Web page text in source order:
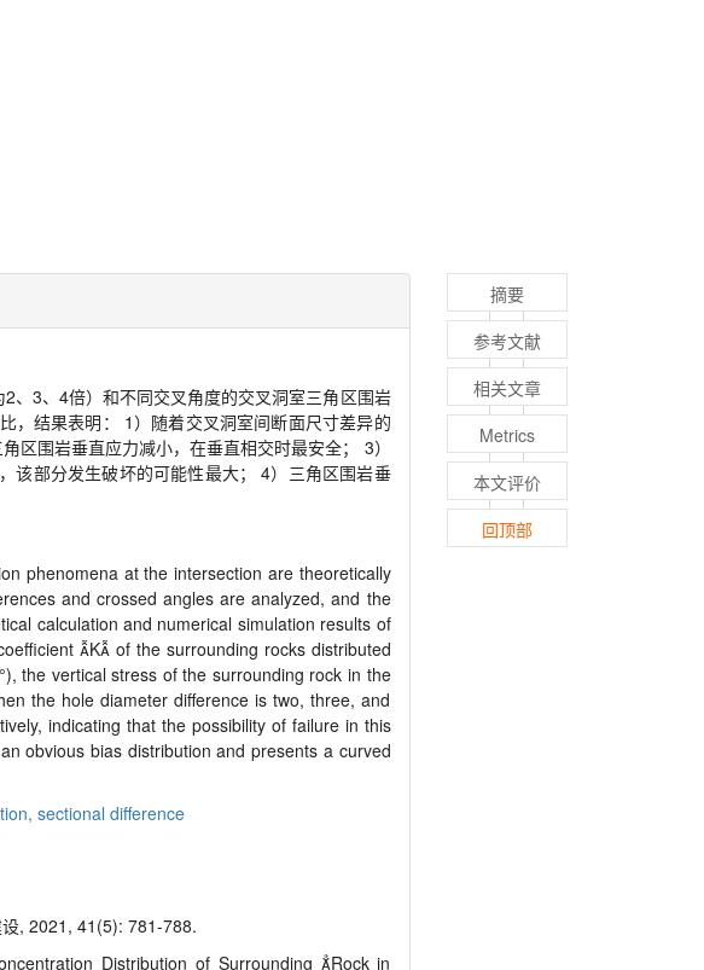
2、3、4倍）和不同交叉角度的交叉洞室三角区围岩
，结果表明：
1）随着交叉洞室间断面尺寸差异的
区围岩垂直应力减小，在垂直相交时最安全； 3）
该部分发生破坏的可能性最大； 4）三角区围岩垂
phenomena at the intersection are theoretically
and crossed angles are analyzed, and the
calculation and numerical simulation results of
K of the surrounding rocks distributed
°), the vertical stress of the surrounding rock in the
the hole diameter difference is two, three, and
indicating that the possibility of failure in this
obvious bias distribution and presents a curved
sectional difference
, 2021, 41(5): 781-788.
Distribution of Surrounding Rock in
摘要
参考文献
相关文章
Metrics
本文评价
回顶部